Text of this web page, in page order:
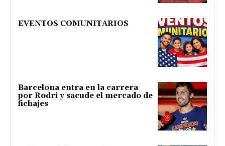
EVENTOS COMUNITARIOS
Barcelona entra en la carrera
por Rodri y sacude el mercado de
fichajes